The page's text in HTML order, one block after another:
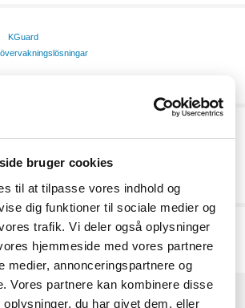
bruger cookies
til at tilpasse vores indhold og
dig funktioner til sociale medier og
trafik. Vi deler også oplysninger
hjemmeside med vores partnere
medier, annonceringspartnere og
Vores partnere kan kombinere disse
oplysninger, du har givet dem, eller
KGuard
inga aktiva produkter, klicka vidare till vår
kategori
ellertillverkaren.
vårkundtjänst.om vi behöver hjälp med att hitta en